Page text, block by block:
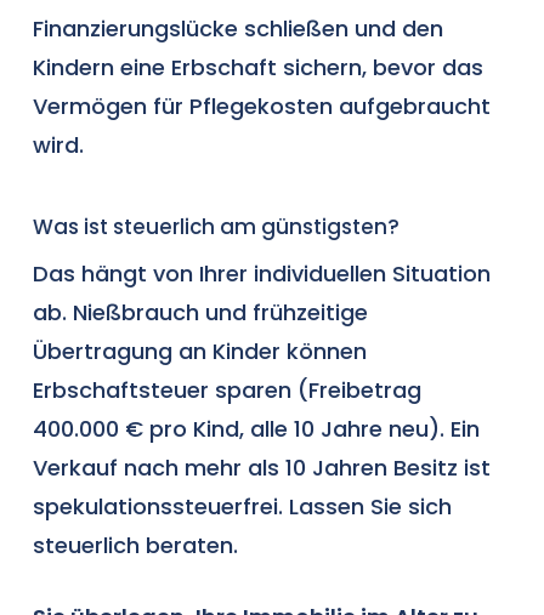
Finanzierungslücke schließen und den
Kindern eine Erbschaft sichern, bevor das
Vermögen für Pflegekosten aufgebraucht
wird.
Was ist steuerlich am günstigsten?
Das hängt von Ihrer individuellen Situation
ab. Nießbrauch und frühzeitige
Übertragung an Kinder können
Erbschaftsteuer sparen (Freibetrag
400.000 € pro Kind, alle 10 Jahre neu). Ein
Verkauf nach mehr als 10 Jahren Besitz ist
spekulationssteuerfrei. Lassen Sie sich
steuerlich beraten.